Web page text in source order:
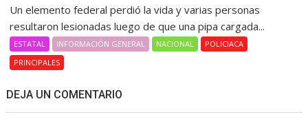
Un elemento federal perdió la vida y varias personas
resultaron lesionadas luego de que una pipa cargada...
ESTATAL INFORMACIÓN GENERAL NACIONAL
POLICIACA
PRINCIPALES
DEJA UN COMENTARIO